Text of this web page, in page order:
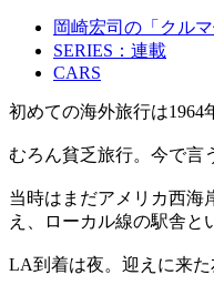
岡崎宏司の「クルマ
SERIES：連載
CARS
初めての海外旅行は
むろん貧乏旅行。今で言
当時はまだアメリカ西海
え、ローカル線の駅舎と
LA到着は夜。迎えに来た